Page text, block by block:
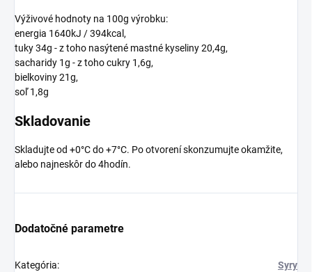
Výživové hodnoty na 100g výrobku:
energia 1640kJ / 394kcal,
tuky 34g - z toho nasýtené mastné kyseliny 20,4g,
sacharidy 1g - z toho cukry 1,6g,
bielkoviny 21g,
soľ 1,8g
Skladovanie
Skladujte od +0°C do +7°C. Po otvorení skonzumujte okamžite,
alebo najneskôr do 4hodín.
Dodatočné parametre
Kategória: Syry